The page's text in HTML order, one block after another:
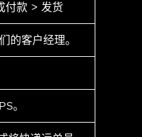
付款 > 发货
的客户经理。
。